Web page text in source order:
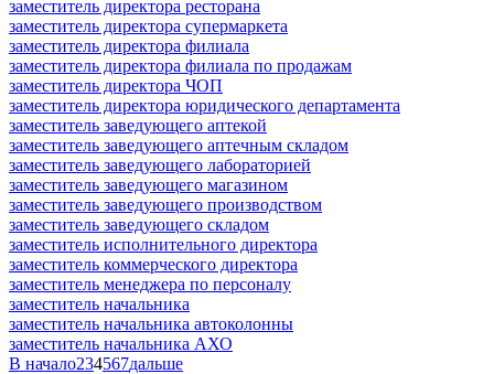
заместитель директора ресторана
заместитель директора супермаркета
заместитель директора филиала
заместитель директора филиала по продажам
заместитель директора ЧОП
заместитель директора юридического департамента
заместитель заведующего аптекой
заместитель заведующего аптечным складом
заместитель заведующего лабораторией
заместитель заведующего магазином
заместитель заведующего производством
заместитель заведующего складом
заместитель исполнительного директора
заместитель коммерческого директора
заместитель менеджера по персоналу
заместитель начальника
заместитель начальника автоколонны
заместитель начальника АХО
В начало234567дальше